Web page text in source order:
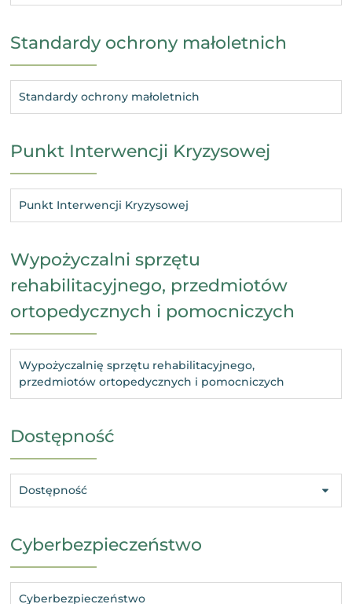
Standardy ochrony małoletnich
Standardy ochrony małoletnich
Punkt Interwencji Kryzysowej
Punkt Interwencji Kryzysowej
Wypożyczalni sprzętu
rehabilitacyjnego, przedmiotów
ortopedycznych i pomocniczych
Wypożyczalnię sprzętu rehabilitacyjnego,
przedmiotów ortopedycznych i pomocniczych
Dostępność
Dostępność
Cyberbezpieczeństwo
Cyberbezpieczeństwo